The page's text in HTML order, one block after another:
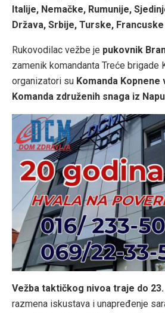
Italije, Nemačke, Rumunije,
Država, Srbije, Turske,
Rukovodilac vežbe je pukovnik
zamenik komandanta Treće brigade
organizatori su Komanda
Komanda združenih snaga iz
Vežba taktičkog nivoa traje do
razmena iskustava i unapređenje